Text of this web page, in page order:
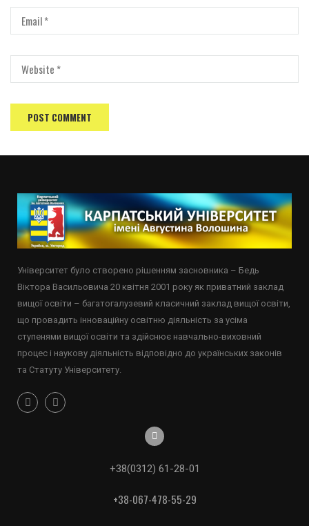
Університет було створено рішенням засновника – Бедь
Віктора Васильовича 20 квітня 2001 року як приватний заклад
вищої освіти – багатогалузевий класичний заклад вищої освіти,
що провадить інноваційну освітню діяльність за усіма
ступенями вищої освіти та здійснює навчально-виховний
процес і наукову діяльність відповідно до українських законів
та Статуту Університету.
+38(0312) 61-28-01
+38-067-478-55-29